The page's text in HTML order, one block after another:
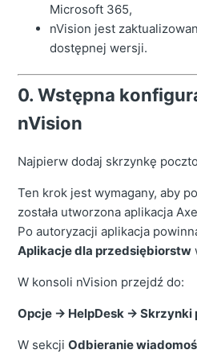
Microsoft 365,
nVision jest
dostępnej wersji.
0. Wstępna
nVision
Najpierw dodaj skrzynkę
Ten krok jest wymagany, aby
została utworzona aplikacja
Po autoryzacji aplikacja
Aplikacje dla przedsiębiorstw
W konsoli nVision przejdź do:
Opcje → HelpDesk → Skrzynki
W sekcjiOdbieranie